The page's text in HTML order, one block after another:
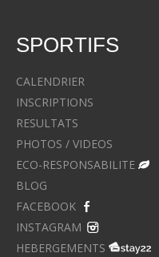
SPORTIFS
CALENDRIER
INSCRIPTIONS
RESULTATS
PHOTOS / VIDEOS
ECO-RESPONSABILITE
BLOG
FACEBOOK
INSTAGRAM
HEBERGEMENTS